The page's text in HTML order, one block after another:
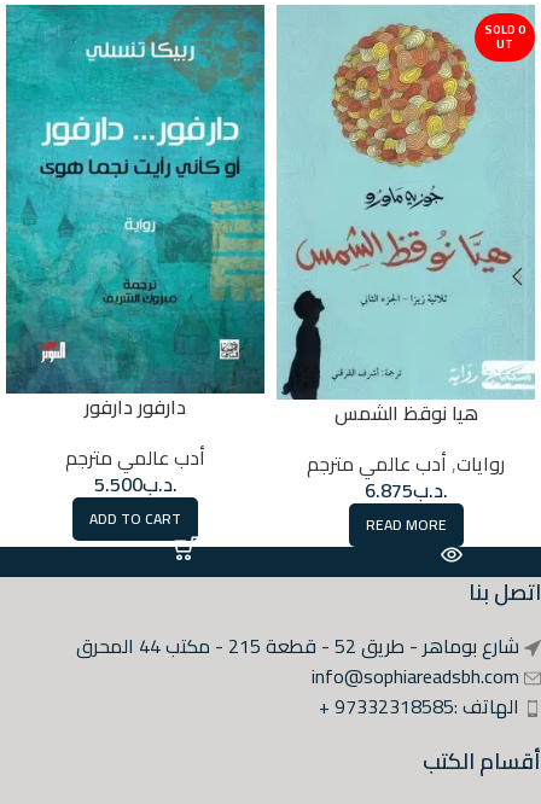
SOLD O
UT
هيا نوقظ الشمس
روايات,أدب عالمي مترجم
.د.ب6.875
READ MORE
دارفور دارفور
أدب عالمي مترجم
.د.ب5.500
ADD TO CART
اتصل بنا
شارع بوماهر - طريق 52 - قطعة 215 - مكتب 44 المحرق
info@sophiareadsbh.com
الهاتف :97332318585 +
أقسام الكتب